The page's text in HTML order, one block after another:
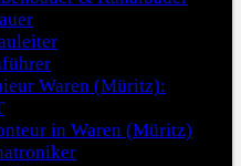
Waren (Müritz):
in Waren (Müritz)